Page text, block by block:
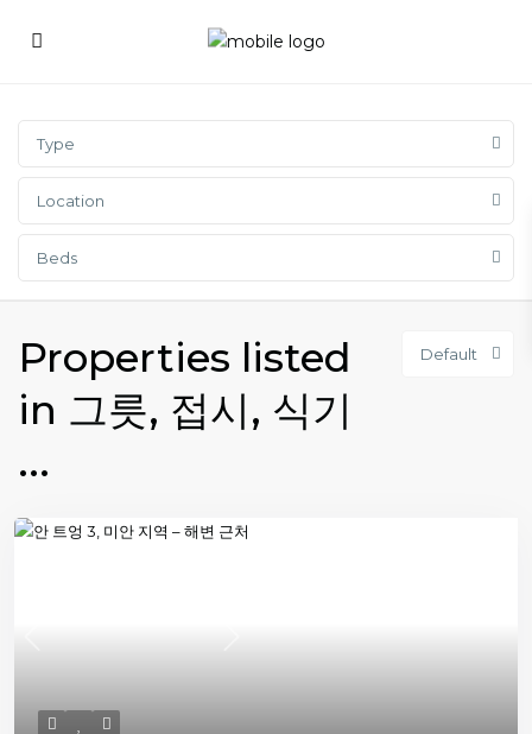
Type
Location
Beds
Default
Properties listed
in 그릇, 접시, 식기
...